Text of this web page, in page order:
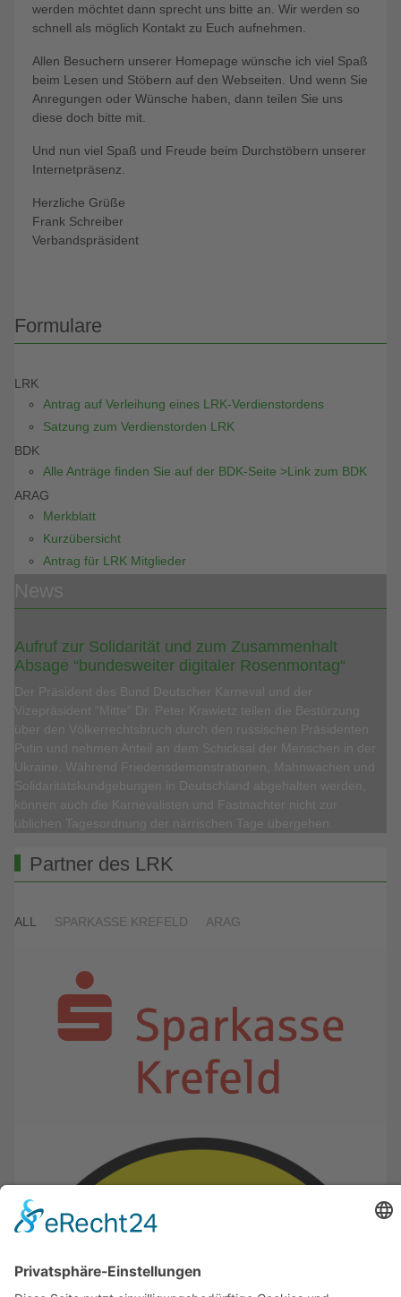
werden möchtet dann sprecht uns bitte an. Wir werden so
schnell als möglich Kontakt zu Euch aufnehmen.
Allen Besuchern unserer Homepage wünsche ich viel Spaß
beim Lesen und Stöbern auf den Webseiten. Und wenn Sie
Anregungen oder Wünsche haben, dann teilen Sie uns
diese doch bitte mit.
Und nun viel Spaß und Freude beim Durchstöbern unserer
Internetpräsenz.
Herzliche Grüße
Frank Schreiber
Verbandspräsident
Formulare
LRK
Antrag auf Verleihung eines LRK-Verdienstordens
Satzung zum Verdienstorden LRK
BDK
Alle Anträge finden Sie auf der BDK-Seite >Link zum BDK
ARAG
Merkblatt
Kurzübersicht
Antrag für LRK Mitglieder
Aufruf zur Solidarität und zum Zusammenhalt
Absage “bundesweiter digitaler Rosenmontag“
Partner des LRK
ALL SPARKASSE KREFELD ARAG